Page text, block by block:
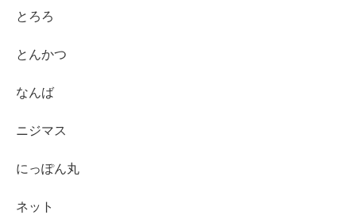
とろろ
とんかつ
なんば
ニジマス
にっぽん丸
ネット